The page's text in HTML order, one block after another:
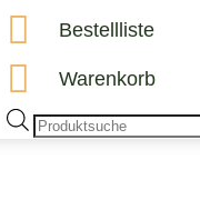
 Bestellliste
 Warenkorb
Products